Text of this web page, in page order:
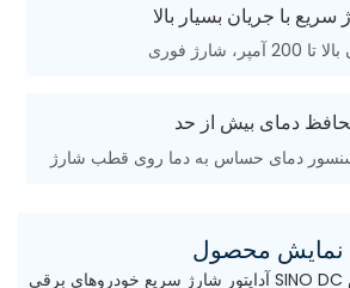
سریع با جریان بسیار بالا
آمپر، شارژ فوری
دمای بیش از حد
نمایش محصول
آداپتور شارژ سریع خودروهای برقی SINO DC دارای یک پوشش